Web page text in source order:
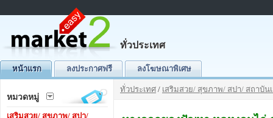
ทั่วประเทศ
หน้าแรก ลงประกาศฟรี ลงโฆษณาพิเศษ
หมวดหมู่
เสริมสวย/ สุขภาพ/ สปา/
ทั่วประเทศ / เสริมสวย/ สุขภาพ/ สปา/ สถาบัน